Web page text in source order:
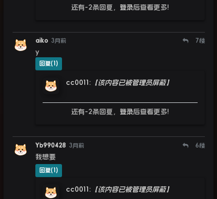
还有-2条回复， 登录后查看更多!
aiko 3月前 7楼
y
回复(1)
cc0011 : 【该内容已被管理员屏蔽】
还有-2条回复， 登录后查看更多!
Yb990428 3月前 6楼
我想要
回复(1)
cc0011 : 【该内容已被管理员屏蔽】